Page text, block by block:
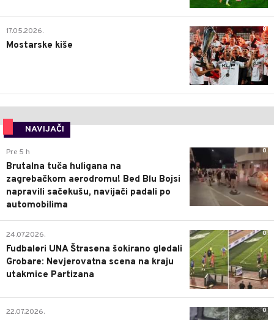
0
17.05.2026.
Mostarske kiše
NAVIJAČI
0
Pre 5 h
Brutalna tuča huligana na
zagrebačkom aerodromu! Bed Blu Bojsi
napravili sačekušu, navijači padali po
automobilima
0
24.07.2026.
Fudbaleri UNA Štrasena šokirano gledali
Grobare: Nevjerovatna scena na kraju
utakmice Partizana
0
22.07.2026.